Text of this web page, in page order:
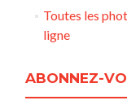
Toutes les
ligne
ABONNEZ-